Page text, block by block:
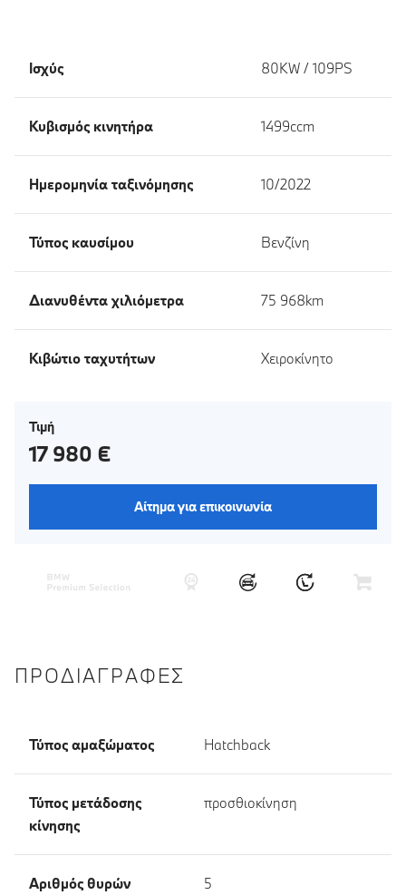
Ισχύς 80KW / 109PS
Κυβισμός κινητήρα 1499ccm
Ημερομηνία ταξινόμησης 10/2022
Τύπος καυσίμου Βενζίνη
Διανυθέντα χιλιόμετρα 75 968km
Κιβώτιο ταχυτήτων Χειροκίνητο
Τιμή
17 980 €
Αίτημα για επικοινωνία
ΠΡΟΔΙΑΓΡΑΦΈΣ
Τύπος αμαξώματος Hatchback
Τύπος μετάδοσης
κίνησης
προσθιοκίνηση
Αριθμός θυρών 5